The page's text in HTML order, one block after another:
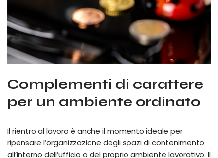
Complementi di carattere
per un ambiente ordinato
Il rientro al lavoro è anche il momento ideale per
ripensare l’organizzazione degli spazi di contenimento
all’interno dell’ufficio o del proprio ambiente lavorativo. Il